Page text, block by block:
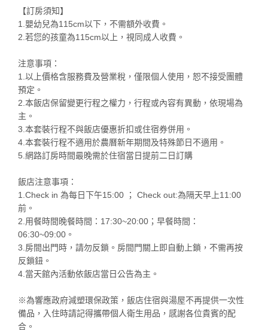
【訂房須知】
1.嬰幼兒為115cm以下，不需額外收費。
2.若您的孩童為115cm以上，視同成人收費。
注意事項：
1.以上價格含服務費及營業稅，僅限個人使用，恕不接受團體
預定。
2.本飯店保留變更行程之權力，行程或內容有異動，依現場為
主。
3.本套裝行程不與飯店優惠折扣或住宿券併用。
4.本套裝行程不適用於農曆新年期間及特殊節日不適用。
5.網路訂房時間最晚需於住宿當日提前二日訂購
飯店注意事項：
1.Check in 為每日下午15:00 ； Check out:為隔天早上11:00
前。
2.用餐時間晚餐時間：17:30~20:00；早餐時間：
06:30~09:00。
3.房間出門時，請勿反鎖。房間門關上即自動上鎖，不需再按
反鎖鈕。
4.當天館內活動依飯店當日公告為主。
※為響應政府減塑環保政策，飯店住宿與湯屋不再提供一次性
備品，入住時請記得攜帶個人衛生用品，感謝各位貴賓的配
合。